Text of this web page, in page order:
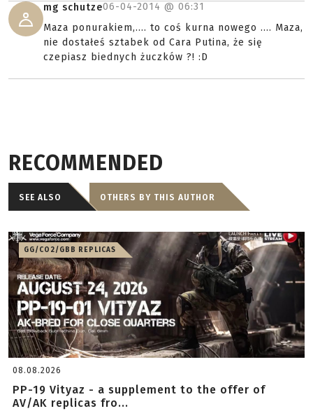
mg schutze06-04-2014 @ 06:31
Maza ponurakiem,.... to coś kurna nowego .... Maza,
nie dostałeś sztabek od Cara Putina, że się
czepiasz biednych żuczków ?! :D
RECOMMENDED
SEE ALSO OTHERS BY THIS AUTHOR
GG/CO2/GBB REPLICAS
08.08.2026
PP-19 Vityaz - a supplement to the offer of
AV/AK replicas fro...